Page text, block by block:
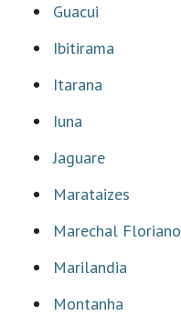
Guacui
Ibitirama
Itarana
Iuna
Jaguare
Marataizes
Marechal Floriano
Marilandia
Montanha